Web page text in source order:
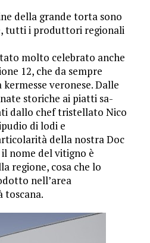
della grande torta sono
tutti i produttori re­gionali
molto celebrato anche
12, che da sempre
veronese. Dalle
storiche ai piatti sa­
dallo chef tristellato Nico
di lodi e
della nostra Doc
nome del vitigno è
regione, cosa che lo
nell’area
toscana.